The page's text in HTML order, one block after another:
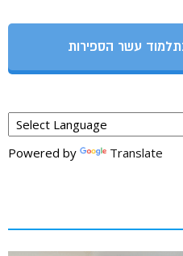
עשר הספירות
Powered by Translate